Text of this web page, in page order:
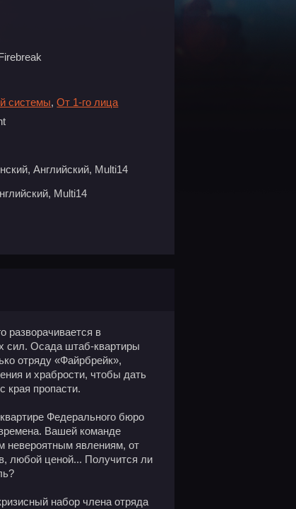
системы,От 1-го лица
Английский, Multi14
Multi14
разворачивается в
сил. Осада штаб-квартиры
отряду «Файрбрейк»,
и храбрости, чтобы дать
края пропасти.
Федерального бюро
Вашей команде
невероятным явлениям, от
любой ценой... Получится ли
набор члена отряда